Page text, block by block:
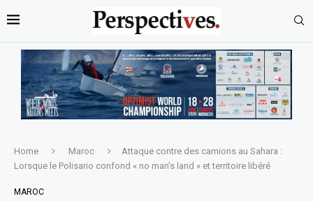
Home Maroc
Attaque contre des camions au Sahara :
Lorsque le Polisario confond « no man’s land » et territoire libéré
MAROC